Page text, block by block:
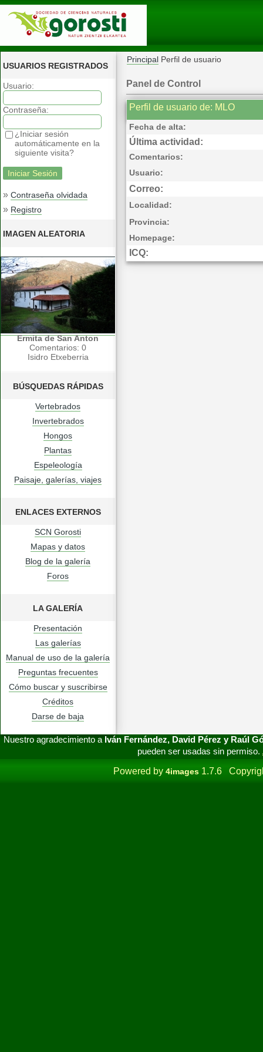
USUARIOS REGISTRADOS
Usuario:
Contraseña:
¿Iniciar sesión
automáticamente en la
siguiente visita?
» Contraseña olvidada
» Registro
IMAGEN ALEATORIA
Ermita de San Anton
Comentarios: 0
Isidro Etxeberria
BÚSQUEDAS RÁPIDAS
Vertebrados
Invertebrados
Hongos
Plantas
Espeleología
Paisaje, galerías, viajes
ENLACES EXTERNOS
SCN Gorosti
Mapas y datos
Blog de la galería
Foros
LA GALERÍA
Presentación
Las galerías
Manual de uso de la galería
Preguntas frecuentes
Cómo buscar y suscribirse
Créditos
Darse de baja
Principal Perfil de usuario
Panel de Control
Perfil de usuario de: MLO
Fecha de alta:
Última actividad:
Comentarios:
Usuario:
Correo:
Localidad:
Provincia:
Homepage:
ICQ:
Nuestro agradecimiento a Iván Fernández, David Pérez y Raúl
pueden ser usadas sin permiso.
Powered by 4images 1.7.6